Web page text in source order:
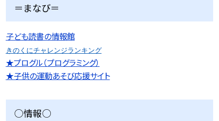
＝まなび＝
子ども読書の情報館
きのくにチャレンジランキング
★プログル（プログラミング）
★子供の運動あそび応援サイト
○情報○